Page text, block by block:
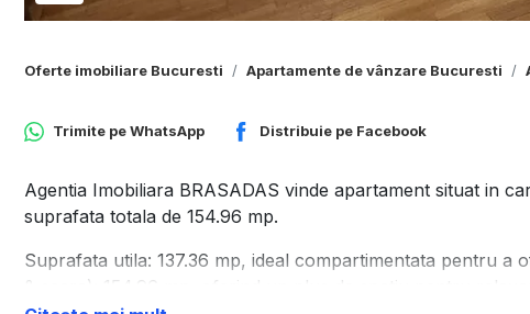
Oferte imobiliare Bucuresti Apartamente de vânzare Bucuresti
Trimite peWhatsApp Distribuie pe Facebook
Agentia Imobiliara BRASADAS vinde apartament situat in
suprafata totala de 154.96 mp.
Suprafata utila: 137.36 mp, ideal compartimentata pentru
& scara): 154.96 mp, oferind un plus de spatiu pentru